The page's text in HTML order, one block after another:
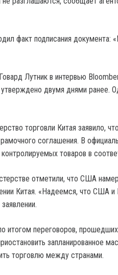
факт подписания документа:
Лутник в интервью
двумя днями ранее.
торговли Китая заявило,
соглашения. В
товаров в
отметили, что США
Китая. «Надеемся, что США и
итогом переговоров,
запланированное
торговлю между странами.